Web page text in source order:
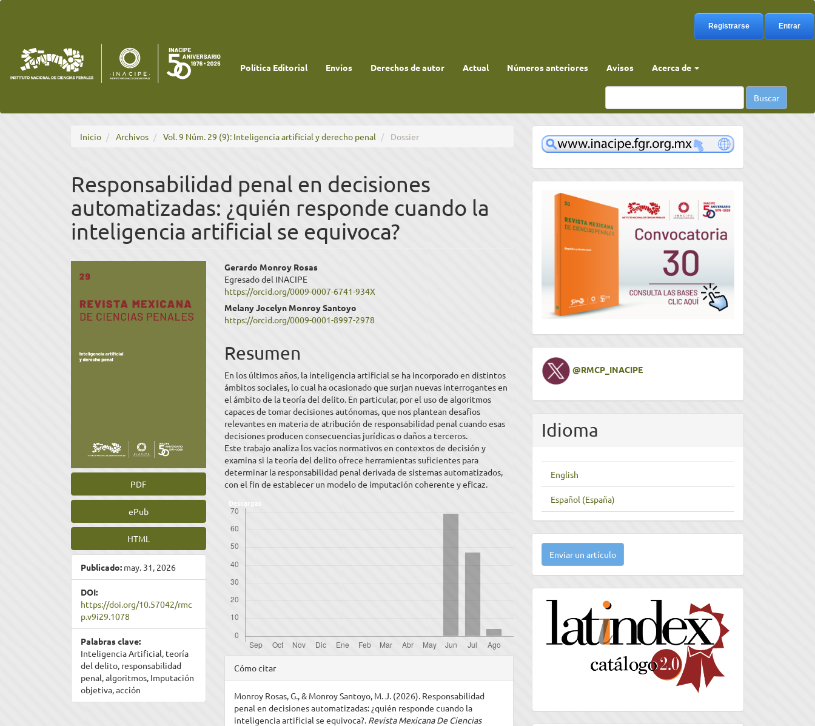
Barra
lateral
Registrarse Entrar
Política Editorial Envíos Derechos de autor Actual Números anteriores Avisos Acerca de
Buscar
Inicio Archivos Vol. 9 Núm. 29 (9): Inteligencia artificial y derecho penal Dossier
Responsabilidad penal en decisiones
automatizadas: ¿quién responde cuando la
inteligencia artificial se equivoca?
Barra
del
PDF
ePub
HTML
Publicado: may. 31, 2026
DOI:
https://doi.org/10.57042/rmc
p.v9i29.1078
Palabras clave:
Inteligencia Artificial, teoría
del delito, responsabilidad
penal, algoritmos, Imputación
objetiva, acción
Contenido
principal
del
artículo
Gerardo Monroy Rosas
Egresado del INACIPE
https://orcid.org/0009-0007-6741-934X
Melany Jocelyn Monroy Santoyo
https://orcid.org/0009-0001-8997-2978
Resumen
En los últimos años, la inteligencia artificial se ha incorporado en distintos
ámbitos sociales, lo cual ha ocasionado que surjan nuevas interrogantes en
el ámbito de la teoría del delito. En particular, por el uso de algoritmos
capaces de tomar decisiones autónomas, que nos plantean desafíos
relevantes en materia de atribución de responsabilidad penal cuando esas
decisiones producen consecuencias jurídicas o daños a terceros.
Este trabajo analiza los vacíos normativos en contextos de decisión y
examina si la teoría del delito ofrece herramientas suficientes para
determinar la responsabilidad penal derivada de sistemas automatizados,
con el fin de establecer un modelo de imputación coherente y eficaz.
Descargas
Detalles
del
artículo
Cómo citar
Monroy Rosas, G., & Monroy Santoyo, M. J. (2026). Responsabilidad
penal en decisiones automatizadas: ¿quién responde cuando la
inteligencia artificial se equivoca?. Revista Mexicana De Ciencias
www
convocatoria
Twitter@RMCP_INACIPE
Idioma
English
Español (España)
Enviar
un
artículo
Enviar un artículo
latindex